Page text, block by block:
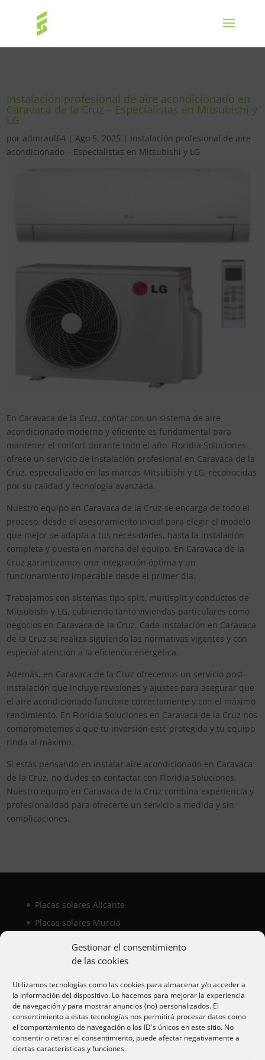
Gestionar el consentimiento
de las cookies
Utilizamos tecnologías como las cookies para almacenar y/o acceder a
la información del dispositivo. Lo hacemos para mejorar la experiencia
de navegación y para mostrar anuncios (no) personalizados. El
consentimiento a estas tecnologías nos permitirá procesar datos como
el comportamiento de navegación o los ID's únicos en este sitio. No
consentir o retirar el consentimiento, puede afectar negativamente a
ciertas características y funciones.
Instalación profesional de aire acondicionado en
Caravaca de la Cruz – Especialistas en Mitsubishi y
LG
por admraul64 |Ago 5, 2025 | Instalación profesional de aire
acondicionado – Especialistas en Mitsubishi y LG
En Caravaca de la Cruz, contar con un sistema de aire
acondicionado moderno y eficiente es fundamental para
mantener el confort durante todo el año. Floridia Soluciones
ofrece un servicio de instalación profesional en Caravaca de la
Cruz, especializado en las marcas Mitsubishi y LG, reconocidas
por su calidad y tecnología avanzada.
Nuestro equipo en Caravaca de la Cruz se encarga de todo el
proceso, desde el asesoramiento inicial para elegir el modelo
que mejor se adapta a tus necesidades, hasta la instalación
completa y puesta en marcha del equipo. En Caravaca de la
Cruz garantizamos una integración óptima y un
funcionamiento impecable desde el primer día.
Trabajamos con sistemas tipo split, multisplit y conductos de
Mitsubishi y LG, cubriendo tanto viviendas particulares como
negocios en Caravaca de la Cruz. Cada instalación en Caravaca
de la Cruz se realiza siguiendo las normativas vigentes y con
especial atención a la eficiencia energética.
Además, en Caravaca de la Cruz ofrecemos un servicio post-
instalación que incluye revisiones y ajustes para asegurar que
el aire acondicionado funcione correctamente y con el máximo
rendimiento. En Floridia Soluciones en Caravaca de la Cruz nos
comprometemos a que tu inversión esté protegida y tu equipo
rinda al máximo.
Si estás pensando en instalar aire acondicionado en Caravaca
de la Cruz, no dudes en contactar con Floridia Soluciones.
Nuestro equipo en Caravaca de la Cruz combina experiencia y
profesionalidad para ofrecerte un servicio a medida y sin
complicaciones.
Placas solares Alicante
Placas solares Murcia
Aire acondicionado Alicante
Aire acondicionador Murcia
Aire acondicionado San Juan